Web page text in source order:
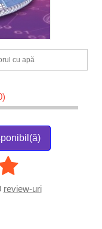
cu apă
review-uri